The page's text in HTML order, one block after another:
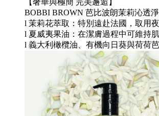
【奢華與極簡 完美邂逅】
BOBBI BROWN 芭比波朗茉莉沁透
l 茉莉花萃取：特別遠赴法國，取用
l 夏威夷果油：在潔膚過程中可維持
l 義大利橄欖油、有機向日葵與荷荷